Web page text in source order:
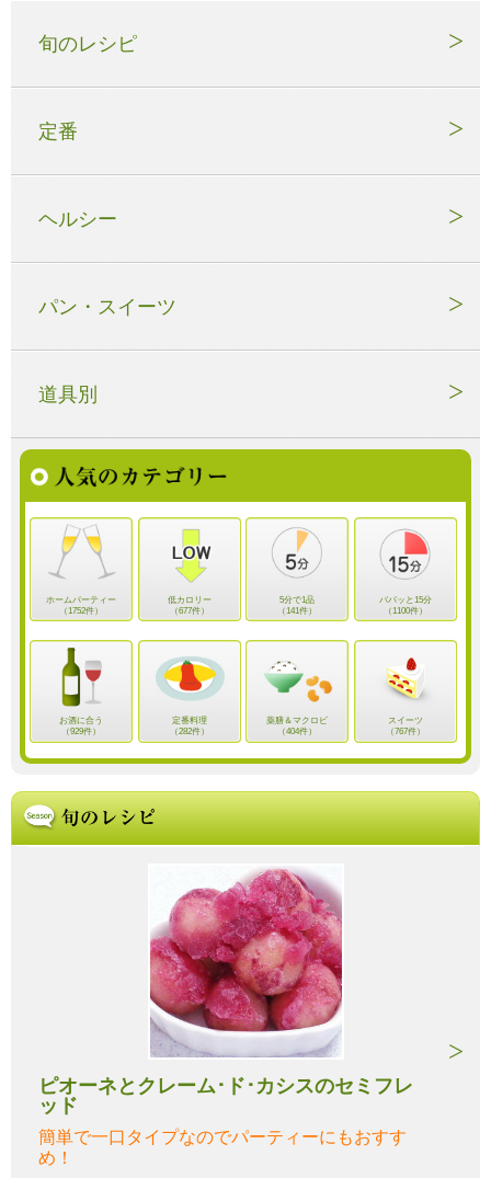
旬のレシピ
定番
ヘルシー
パン・スイーツ
道具別
ホームパーティー
（1752件）
低カロリー
（677件）
5分で1品
（141件）
パパッと15分
（1100件）
お酒に合う
（929件）
定番料理
（282件）
薬膳＆マクロビ
（404件）
スイーツ
（767件）
ピオーネとクレーム･ド･カシスのセミフレ
ッド
簡単で一口タイプなのでパーティーにもおすす
め！